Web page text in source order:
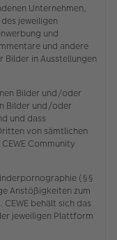
Unternehmen,
jeweiligen
und
und andere
in Ausstellungen
Bilder und/oder
Bilder und/oder
und dass
von sämtlichen
Community
(§§
Anstößigkeiten zum
behält sich das
jeweiligen Plattform